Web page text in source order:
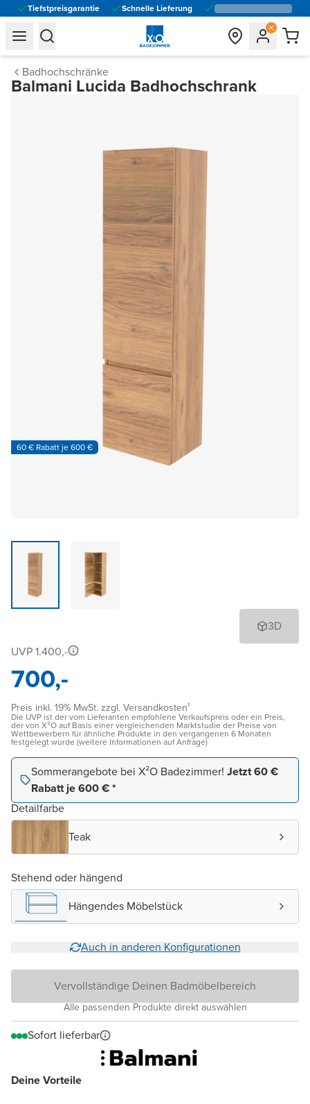
Tiefstpreisgarantie Schnelle Lieferung
general.navigation.toggle_menu.label
general.navigation.toggle_menu.label
Badhochschränke
Balmani Lucida Badhochschrank
60 € Rabatt je 600 €
3D
Deine Vorteile
UVP 1.400,-
700,-
Preis inkl. 19% MwSt. zzgl. Versandkosten¹
Die UVP ist der vom Lieferanten empfohlene Verkaufspreis oder ein Preis,
der von X²O auf Basis einer vergleichenden Marktstudie der Preise von
Wettbewerbern für ähnliche Produkte in den vergangenen 6 Monaten
festgelegt wurde (weitere Informationen auf Anfrage)
Sommerangebote bei X²O Badezimmer! Jetzt 60 €
Rabatt je 600 € *
Detailfarbe
Teak
Stehend oder hängend
Hängendes Möbelstück
Auch in anderen Konfigurationen
Vervollständige Deinen Badmöbelbereich
Alle passenden Produkte direkt auswählen
Sofort lieferbar